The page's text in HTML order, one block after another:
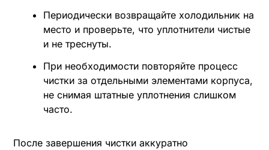
Периодически возвращайте холодильник на
место и проверьте, что уплотнители чистые
и не треснуты.
При необходимости повторяйте процесс
чистки за отдельными элементами корпуса,
не снимая штатные уплотнения слишком
часто.
После завершения чистки аккуратно